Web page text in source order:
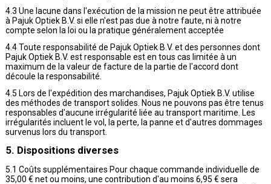
4.3 Une lacune dans l'exécution de la mission ne peut être attribuée
à Pajuk Optiek B.V. si elle n'est pas due à notre faute, ni à notre
compte selon la loi ou la pratique généralement acceptée
4.4 Toute responsabilité de Pajuk Optiek B.V. et des personnes dont
Pajuk Optiek B.V. est responsable est en tous cas limitée à un
maximum de la valeur de facture de la partie de l'accord dont
découle la responsabilité.
4.5 Lors de l'expédition des marchandises, Pajuk Optiek B.V. utilise
des méthodes de transport solides. Nous ne pouvons pas être tenus
responsables d'aucune irrégularité liée au transport maritime. Les
irrégularités incluent le vol, la perte, la panne et d'autres dommages
survenus lors du transport.
5. Dispositions diverses
5.1 Coûts supplémentaires Pour chaque commande individuelle de
35,00 € net ou moins, une contribution d'au moins 6,95 € sera